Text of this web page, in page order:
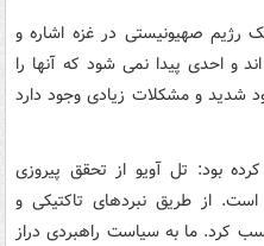
رژیم صهیونیستی در غزه اشاره و
و احدی پیدا نمی شود که آنها را
شدید و مشکلات زیادی وجود دارد
بود: تل آویو از تحقق پیروزی
از طریق نبردهای تاکتیکی و
کرد. ما به سیاست راهبردی دراز